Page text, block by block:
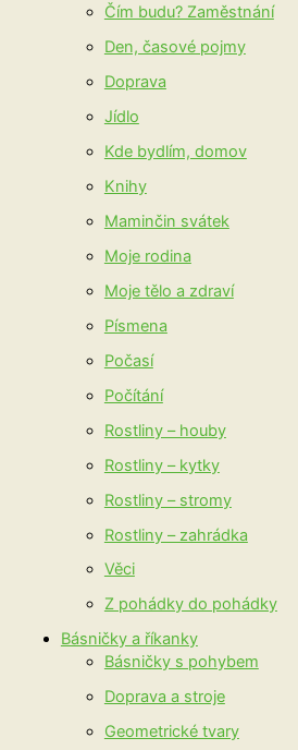
Čím budu? Zaměstnání
Den, časové pojmy
Doprava
Jídlo
Kde bydlím, domov
Knihy
Maminčin svátek
Moje rodina
Moje tělo a zdraví
Písmena
Počasí
Počítání
Rostliny – houby
Rostliny – kytky
Rostliny – stromy
Rostliny – zahrádka
Věci
Z pohádky do pohádky
Básničky a říkanky
Básničky s pohybem
Doprava a stroje
Geometrické tvary